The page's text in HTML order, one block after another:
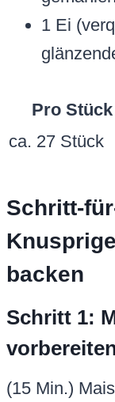
1 Ei
Pro Stück
ca. 27 Stück
Schritt-
backen
Schritt 1:
(15 Min.)